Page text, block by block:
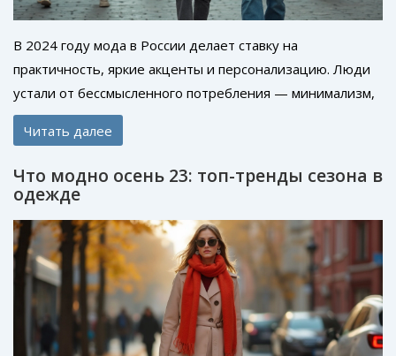
В 2024 году мода в России делает ставку на
практичность, яркие акценты и персонализацию. Люди
устали от бессмысленного потребления — минимализм,
экологичные ткани и индивидуальный стиль выходят на
первый план. Молодёжь ловит вайб ретро, но старшее
каждый день. В статье разбираются главные тренды и
жизни без драмы и лишних трат.
Читать далее
Что модно осень 23: топ-тренды сезона в
одежде